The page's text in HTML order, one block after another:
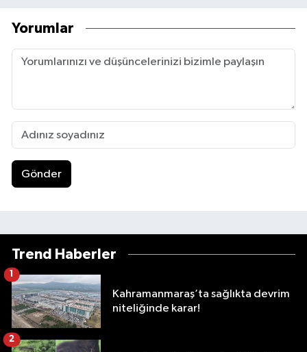
Yorumlar
Gönder
Trend Haberler
Kahramanmaraş’ta sağlıkta devrim
niteliğinde karar!
1
2